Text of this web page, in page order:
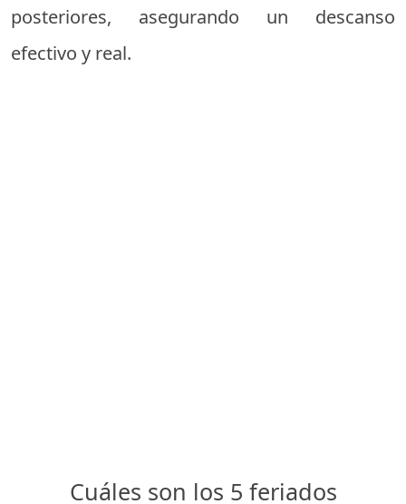
posteriores, asegurando un descanso
efectivo y real.
Cuáles son los 5 feriados